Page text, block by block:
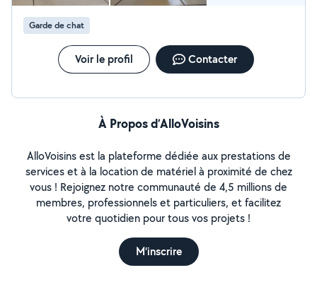
proches des animaux (3 chats et un lapin dans notre
foyer), nous pouvons également nous occuper de vos
chats, chiens, lapins, nac pour les promener, venir les
nourrir, passer du temps avec eux pendant vos
absences le WE, nous le faisons déjà avec plusieurs
familles également
Garde de chat
Voir le profil Contacter
À Propos d’AlloVoisins
AlloVoisins est la plateforme dédiée aux prestations de
services et à la location de matériel à proximité de chez
vous ! Rejoignez notre communauté de 4,5 millions de
membres, professionnels et particuliers, et facilitez
votre quotidien pour tous vos projets !
M'inscrire